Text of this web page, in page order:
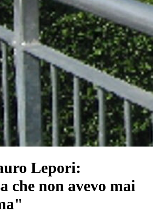
Lepori:
che non avevo mai